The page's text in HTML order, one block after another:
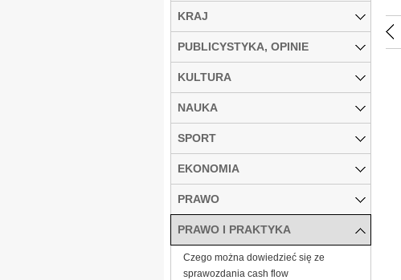
KRAJ
PUBLICYSTYKA, OPINIE
KULTURA
NAUKA
SPORT
EKONOMIA
PRAWO
PRAWO I PRAKTYKA
Czego można dowiedzieć się ze
sprawozdania cash flow